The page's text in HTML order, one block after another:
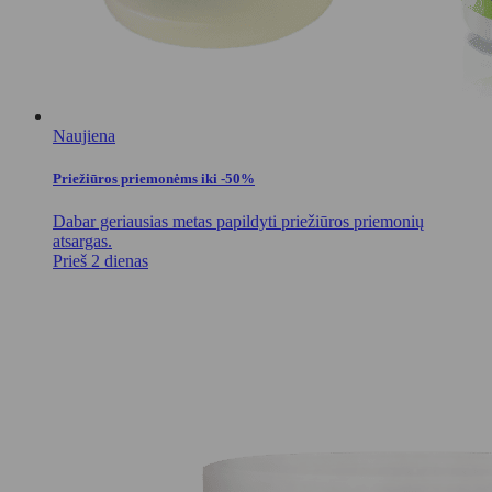
Naujiena
Priežiūros priemonėms iki -50%
Dabar geriausias metas papildyti priežiūros priemonių
atsargas.
Prieš 2 dienas